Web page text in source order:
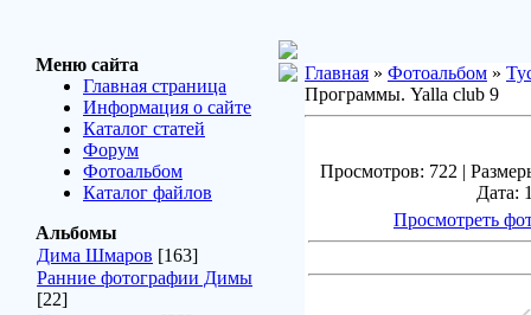
Меню сайта
Главная страница
Информация о сайте
Каталог статей
Форум
Фотоальбом
Каталог файлов
Альбомы
Дима Шмаров [163]
Ранние фотографии Димы
[22]
Главная » Фотоальбом »
Программы. Yalla club 9
Просмотров: 722 |
Дата:
Просмотреть